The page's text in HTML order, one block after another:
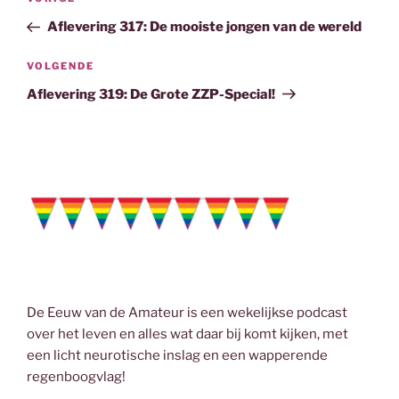
k
n
bericht
Aflevering 317: De mooiste jongen van de wereld
Volgend
bericht
VOLGENDE
Aflevering 319: De Grote ZZP-Special!
De Eeuw van de Amateur is een wekelijkse podcast
over het leven en alles wat daar bij komt kijken, met
een licht neurotische inslag en een wapperende
regenboogvlag!